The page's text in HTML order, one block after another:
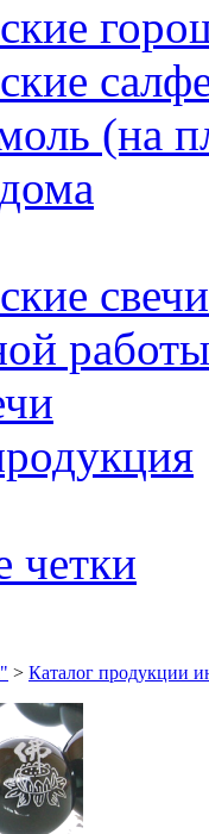
(на
свечи
работы
четки
> Каталог продукции